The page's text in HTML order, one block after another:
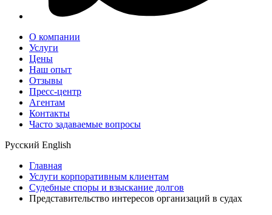
О компании
Услуги
Цены
Наш опыт
Отзывы
Пресс-центр
Агентам
Контакты
Часто задаваемые вопросы
Русский English
Главная
Услуги корпоративным клиентам
Судебные споры и взыскание долгов
Представительство интересов организаций в судах